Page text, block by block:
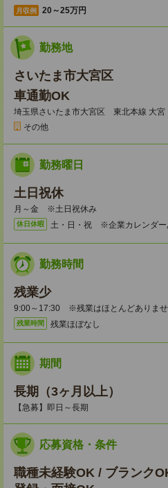
月収例 20～25万円
勤務地
さいたま市大宮区
車通勤OK
埼玉県さいたま市大宮区 東北本線 大宮
その他
勤務曜日
土日祝休
月～金 ※土日祝休み
休日休暇 土・日・祝 ※企業カレンダー
勤務時間
残業少
9:00～17:30 ※残業はほとんどありませ
残業時間 残業ほぼなし
期間
長期（3ヶ月以上）
【急募】即日～長期
応募資格・条件
職種未経験OK / ブランク